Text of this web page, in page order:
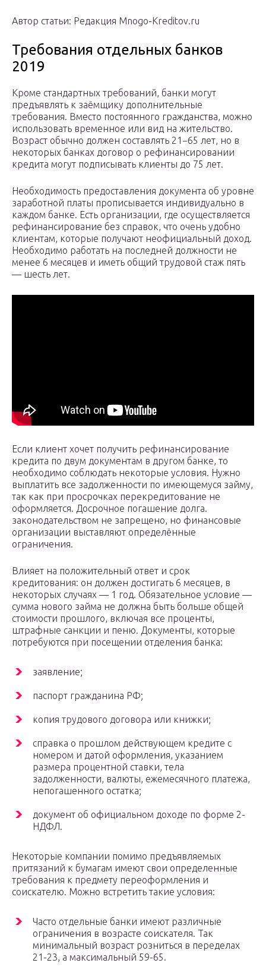
Автор статьи: Редакция Mnogo-Kreditov.ru
Требования отдельных банков
2019
Кроме стандартных требований, банки могут
предъявлять к заёмщику дополнительные
требования. Вместо постоянного гражданства, можно
использовать временное или вид на жительство.
Возраст обычно должен составлять 21−65 лет, но в
некоторых банках договор о рефинансировании
кредита могут подписывать клиенты до 75 лет.
Необходимость предоставления документа об уровне
заработной платы прописывается индивидуально в
каждом банке. Есть организации, где осуществляется
рефинансирование без справок, что очень удобно
клиентам, которые получают неофициальный доход.
Необходимо работать на последней должности не
менее 6 месяцев и иметь общий трудовой стаж пять
— шесть лет.
Если клиент хочет получить рефинансирование
кредита по двум документам в другом банке, то
необходимо соблюдать некоторые условия. Нужно
выплатить все задолженности по имеющемуся займу,
так как при просрочках перекредитование не
оформляется. Досрочное погашение долга.
законодательством не запрещено, но финансовые
организации выставляют определённые
ограничения.
Влияет на положительный ответ и срок
кредитования: он должен достигать 6 месяцев, в
некоторых случаях — 1 год. Обязательное условие —
сумма нового займа не должна быть больше общей
стоимости прошлого, включая все проценты,
штрафные санкции и пеню. Документы, которые
потребуются при посещении отделения банка:
заявление;
паспорт гражданина РФ;
копия трудового договора или книжки;
справка о прошлом действующем кредите с
номером и датой оформления, указанием
размера процентной ставки, тела
задолженности, валюты, ежемесячного платежа,
непогашенного остатка;
документ об официальном доходе по форме 2-
НДФЛ.
Некоторые компании помимо предъявляемых
притязаний к бумагам имеют свои определенные
требования к предмету переоформления и
соискателю. Можно встретить такие условия:
Часто отдельные банки имеют различные
ограничения в возрасте соискателя. Так
минимальный возраст розниться в переделах
21-23, а максимальный 59-65.